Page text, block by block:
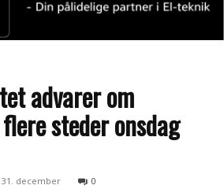
advarer om
steder onsdag
31. december 0